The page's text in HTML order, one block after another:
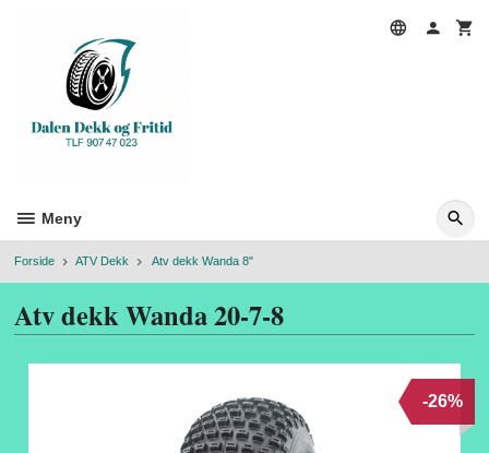
Meny
Forside ATV Dekk Atv dekk Wanda 8"
Atv dekk Wanda 20-7-8
-26%